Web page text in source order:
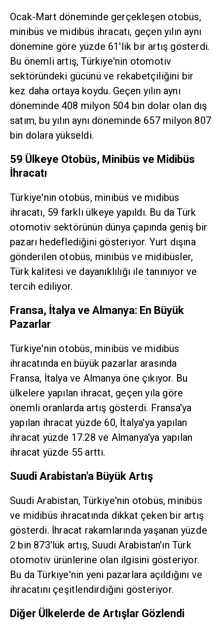
Ocak-Mart döneminde gerçekleşen otobüs,
minibüs ve midibüs ihracatı, geçen yılın aynı
dönemine göre yüzde 61'lik bir artış gösterdi.
Bu önemli artış, Türkiye'nin otomotiv
sektöründeki gücünü ve rekabetçiliğini bir
kez daha ortaya koydu. Geçen yılın aynı
döneminde 408 milyon 504 bin dolar olan dış
satım, bu yılın aynı döneminde 657 milyon 807
bin dolara yükseldi.
59 Ülkeye Otobüs, Minibüs ve Midibüs
İhracatı
Türkiye'nin otobüs, minibüs ve midibüs
ihracatı, 59 farklı ülkeye yapıldı. Bu da Türk
otomotiv sektörünün dünya çapında geniş bir
pazarı hedeflediğini gösteriyor. Yurt dışına
gönderilen otobüs, minibüs ve midibüsler,
Türk kalitesi ve dayanıklılığı ile tanınıyor ve
tercih ediliyor.
Fransa, İtalya ve Almanya: En Büyük
Pazarlar
Türkiye'nin otobüs, minibüs ve midibüs
ihracatında en büyük pazarlar arasında
Fransa, İtalya ve Almanya öne çıkıyor. Bu
ülkelere yapılan ihracat, geçen yıla göre
önemli oranlarda artış gösterdi. Fransa'ya
yapılan ihracat yüzde 60, İtalya'ya yapılan
ihracat yüzde 17.28 ve Almanya'ya yapılan
ihracat yüzde 55 arttı.
Suudi Arabistan'a Büyük Artış
Suudi Arabistan, Türkiye'nin otobüs, minibüs
ve midibüs ihracatında dikkat çeken bir artış
gösterdi. İhracat rakamlarında yaşanan yüzde
2 bin 873'lük artış, Suudi Arabistan'ın Türk
otomotiv ürünlerine olan ilgisini gösteriyor.
Bu da Türkiye'nin yeni pazarlara açıldığını ve
ihracatını çeşitlendirdiğini gösteriyor.
Diğer Ülkelerde de Artışlar Gözlendi